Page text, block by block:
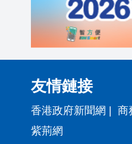
友情鏈接
香港政府新聞網 商
紫荊網